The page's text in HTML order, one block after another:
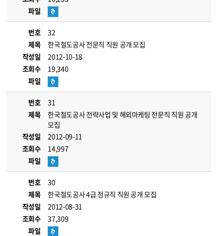
파일
번호
32
제목
한국철도공사 전문직 직원 공개 모집
작성일
2012-10-18
조회수
19,340
파일
번호
31
제목
한국철도공사 전략사업 및 해외마케팅 전문직 직원 공개
모집
작성일
2012-09-11
조회수
14,997
파일
번호
30
제목
한국철도공사 4급 정규직 직원 공개 모집
작성일
2012-08-31
조회수
37,309
파일